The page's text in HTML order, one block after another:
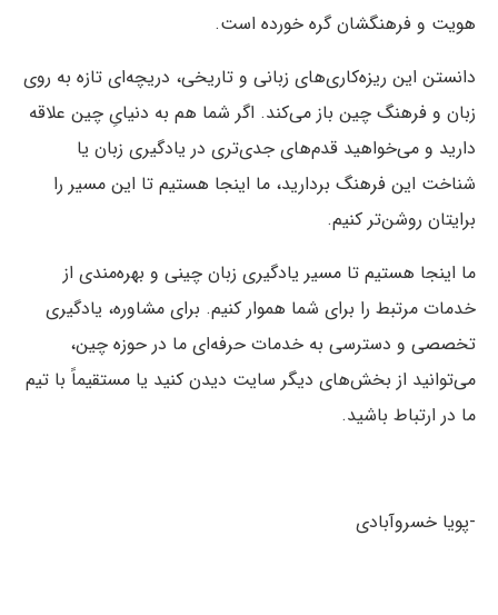
هویت و فرهنگشان گره خورده است.
دانستن این ریزه‌کاری‌های زبانی و تاریخی، دریچه‌ای تازه به روی
زبان و فرهنگ چین باز می‌کند. اگر شما هم به دنیایِ چین علاقه
دارید و می‌خواهید قدم‌های جدی‌تری در یادگیری زبان یا
شناخت این فرهنگ بردارید، ما اینجا هستیم تا این مسیر را
برایتان روشن‌تر کنیم.
ما اینجا هستیم تا مسیر یادگیری زبان چینی و بهره‌مندی از
خدمات مرتبط را برای شما هموار کنیم. برای مشاوره، یادگیری
تخصصی و دسترسی به خدمات حرفه‌ای ما در حوزه چین،
می‌توانید از بخش‌های دیگر سایت دیدن کنید یا مستقیماً با تیم
ما در ارتباط باشید.
-پویا خسروآبادی